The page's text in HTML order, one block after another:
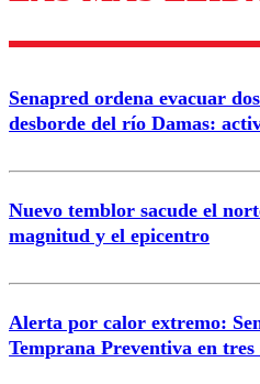
Correo
Senapred ordena evacuar
desborde del río Damas:
Nuevo temblor sacude el
magnitud y el epicentro
Alerta por calor extremo:
Temprana Preventiva en tres